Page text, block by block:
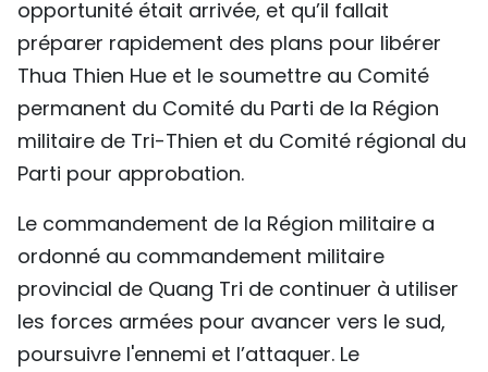
opportunité était arrivée, et qu’il fallait
préparer rapidement des plans pour libérer
Thua Thien Hue et le soumettre au Comité
permanent du Comité du Parti de la Région
militaire de Tri-Thien et du Comité régional du
Parti pour approbation.
Le commandement de la Région militaire a
ordonné au commandement militaire
provincial de Quang Tri de continuer à utiliser
les forces armées pour avancer vers le sud,
poursuivre l'ennemi et l’attaquer. Le